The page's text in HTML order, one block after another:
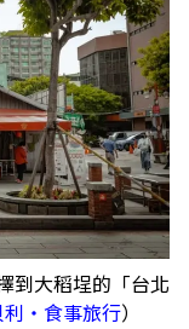
到大稻埕的「台北
・食事旅行）